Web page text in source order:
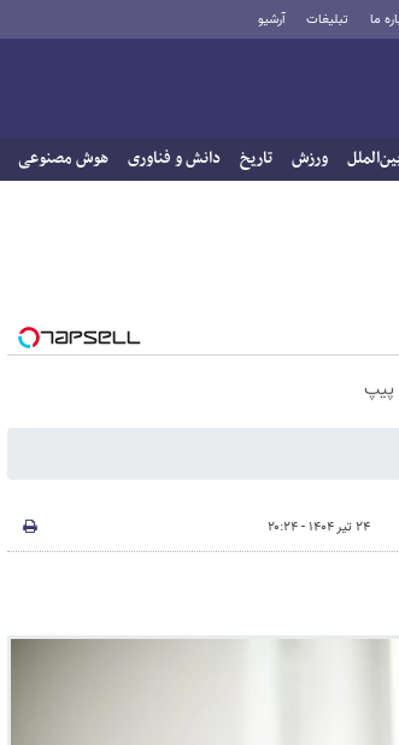
ما تبلیغات آرشیو
ورزش تاریخ دانش و فناوری هوش مصنوعی
۲۴ تیر ۱۴۰۴ - ۲۰:۲۴